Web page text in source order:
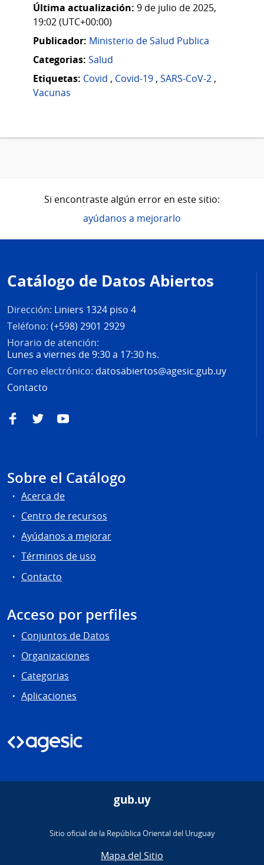
Última actualización: 9 de julio de 2025,
19:02 (UTC+00:00)
Publicador: Ministerio de Salud Publica
Categorias: Salud
Etiquetas: Covid , Covid-19 , SARS-CoV-2 ,
Vacunas
Si encontraste algún error en este sitio:
ayúdanos a mejorarlo
de
página
Catálogo de Datos Abiertos
Dirección: Liniers 1324 piso 4
Teléfono: (+598) 2901 2929
Horario de atención:
Lunes a viernes de 9:30 a 17:30 hs.
Correo electrónico: datosabiertos@agesic.gub.uy
Contacto
FacebookTwitterYouTube
Sobre el Catálogo
Acerca de
Centro de recursos
Ayúdanos a mejorar
Términos de uso
Contacto
Acceso por perfiles
Conjuntos de Datos
Organizaciones
Categorias
Aplicaciones
gub.uy
Sitio oficial de la República Oriental del Uruguay
Mapa del Sitio